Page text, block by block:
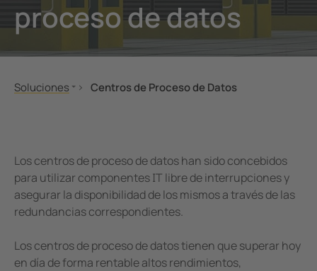
de carga
y Puertos
proceso de datos
Soluciones
Gas, petroquímica
Energías Renovables
Suministro Eléctrico Público
Generadores Eléctricos Móviles
Barcos y Puertos
Sector Ferroviario
Centros de Proceso de Datos
Climatización
Sala de control
Mantenimiento
Los centros de proceso de datos han sido concebidos
para utilizar componentes IT libre de interrupciones y
asegurar la disponibilidad de los mismos a través de las
redundancias correspondientes.
Los centros de proceso de datos tienen que superar hoy
en día de forma rentable altos rendimientos,